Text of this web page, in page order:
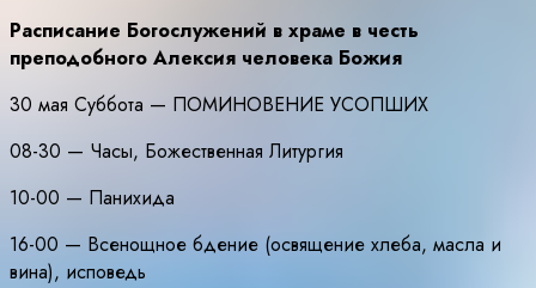
Расписание Богослужений в храме в честь
преподобного Алексия человека Божия
30 мая Суббота — ПОМИНОВЕНИЕ УСОПШИХ
08-30 — Часы, Божественная Литургия
10-00 — Панихида
16-00 — Всенощное бдение (освящение хлеба, масла и
вина), исповедь